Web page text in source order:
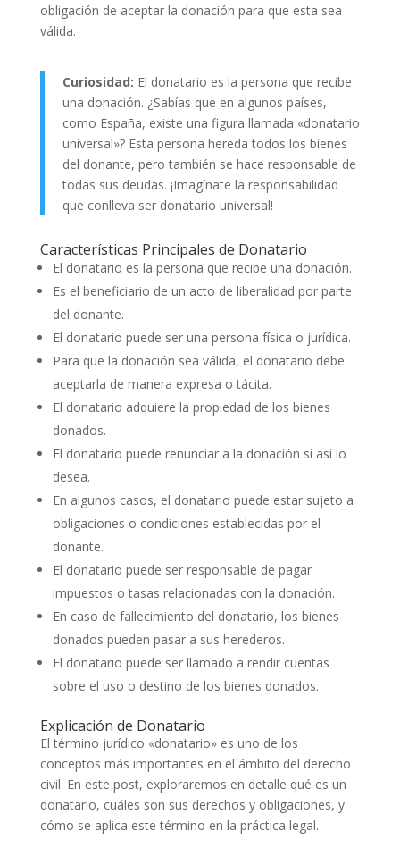
obligación de aceptar la donación para que esta sea
válida.
Curiosidad: El donatario es la persona que recibe
una donación. ¿Sabías que en algunos países,
como España, existe una figura llamada «donatario
universal»? Esta persona hereda todos los bienes
del donante, pero también se hace responsable de
todas sus deudas. ¡Imagínate la responsabilidad
que conlleva ser donatario universal!
Características Principales de Donatario
El donatario es la persona que recibe una donación.
Es el beneficiario de un acto de liberalidad por parte
del donante.
El donatario puede ser una persona física o jurídica.
Para que la donación sea válida, el donatario debe
aceptarla de manera expresa o tácita.
El donatario adquiere la propiedad de los bienes
donados.
El donatario puede renunciar a la donación si así lo
desea.
En algunos casos, el donatario puede estar sujeto a
obligaciones o condiciones establecidas por el
donante.
El donatario puede ser responsable de pagar
impuestos o tasas relacionadas con la donación.
En caso de fallecimiento del donatario, los bienes
donados pueden pasar a sus herederos.
El donatario puede ser llamado a rendir cuentas
sobre el uso o destino de los bienes donados.
Explicación de Donatario
El término jurídico «donatario» es uno de los
conceptos más importantes en el ámbito del derecho
civil. En este post, exploraremos en detalle qué es un
donatario, cuáles son sus derechos y obligaciones, y
cómo se aplica este término en la práctica legal.